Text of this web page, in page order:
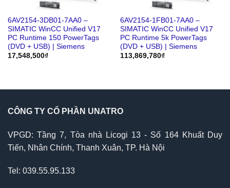
6AV2154-3DB01-7AA0 –
SIMATIC WinCC Unified V17
PC Runtime 150 PowerTags
(DVD + USB) | Siemens
17,548,500₫
6AV2154-1FB01-7AA0 –
SIMATIC WinCC Unified V17
PC Runtime 5k PowerTags
(DVD + USB) | Siemens
113,869,780₫
CÔNG TY CỔ PHẦN UNATRO
VPGD: Tầng 7, Tòa nhà Licogi 13 - Số 164 Khuất Duy
Tiến, Nhân Chính, Thanh Xuân, TP. Hà Nội
Tel: 039.55.95.133